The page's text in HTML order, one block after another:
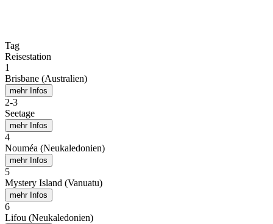
Tag
Reisestation
1
Brisbane (Australien)
mehr Infos
2-3
Seetage
mehr Infos
4
Nouméa (Neukaledonien)
mehr Infos
5
Mystery Island (Vanuatu)
mehr Infos
6
Lifou (Neukaledonien)